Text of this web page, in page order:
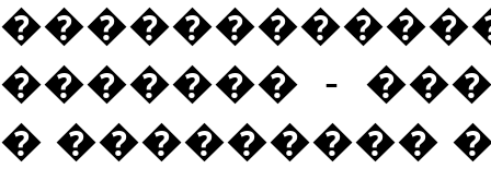
������� -
� ���������